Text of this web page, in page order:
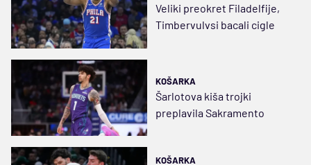
Veliki preokret Filadelfije,
Timbervulvsi bacali cigle
KOŠARKA
Šarlotova kiša trojki
preplavila Sakramento
KOŠARKA